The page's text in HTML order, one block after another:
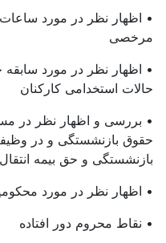
• اظهار نظر در مورد
مرخصی
• اظهار نظر در مورد
حالات استخدامی کارکنان
• بررسی و اظهار نظر در
حقوق بازنشستگی و در
بازنشستگی و حق بیمه
• اظهار نظر در مورد
• نقاط محروم دور افتاده